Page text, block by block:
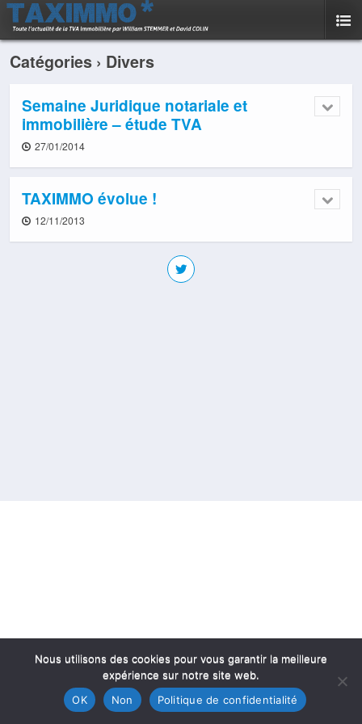
Catégories › Divers
Semaine Juridique notariale et
immobilière – étude TVA
27/01/2014
TAXIMMO évolue !
12/11/2013
Nous utilisons des cookies pour vous garantir la meilleure
expérience sur notre site web.
OK
Non Politique de confidentialité